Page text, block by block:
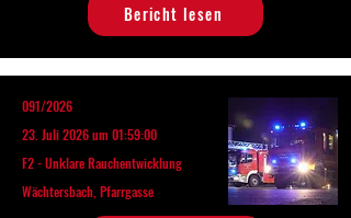
Bericht lesen
091/2026
23. Juli 2026 um 01:59:00
F2 - Unklare Rauchentwicklung
Wächtersbach, Pfarrgasse